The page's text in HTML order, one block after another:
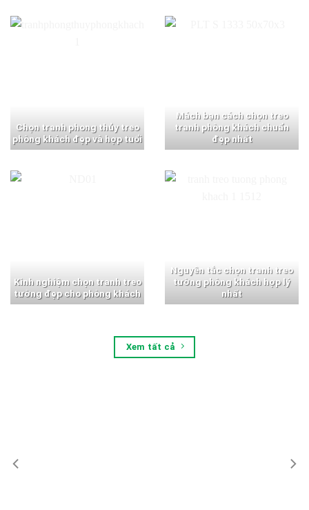
Chọn tranh phong thủy treo
phòng khách đẹp và hợp tuổi
Mách bạn cách chọn treo
tranh phòng khách chuẩn
đẹp nhất
Kinh nghiệm chọn tranh treo
tường đẹp cho phòng khách
Nguyên tắc chọn tranh treo
tường phòng khách hợp lý
nhất
Xem tất cả